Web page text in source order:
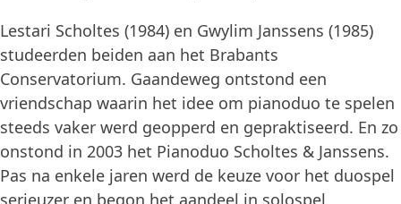
Lestari Scholtes (1984) en Gwylim Janssens (1985)
studeerden beiden aan het Brabants
Conservatorium. Gaandeweg ontstond een
vriendschap waarin het idee om pianoduo te spelen
steeds vaker werd geopperd en gepraktiseerd. En zo
onstond in 2003 het Pianoduo Scholtes & Janssens.
Pas na enkele jaren werd de keuze voor het duospel
serieuzer en begon het aandeel in solospel